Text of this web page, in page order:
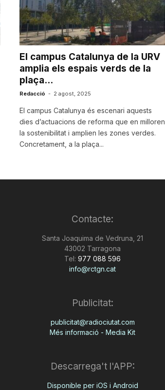
El campus Catalunya de la URV
amplia els espais verds de la
plaça...
Redacció - 2 agost, 2025
El campus Catalunya és escenari aquests
dies d’actuacions de reforma que en milloren
la sostenibilitat i amplien les zones verdes.
Concretament, a la plaça...
Contacte:
Santa Joaquima de Vedruna, 21
43002 Tarragona
Tel: 977 088 596
info@rctgn.cat
Publicitat:
publicitat@radiociutat.com
Més informació - Media Kit
Descarrega't l'APP:
Disponible per iOS i Android